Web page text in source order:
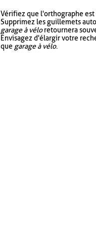
Vérifiez que l'orthographe
Supprimez les guillemets
garage à véloretournera
Envisagez d'élargir votre
que garage à vélo.